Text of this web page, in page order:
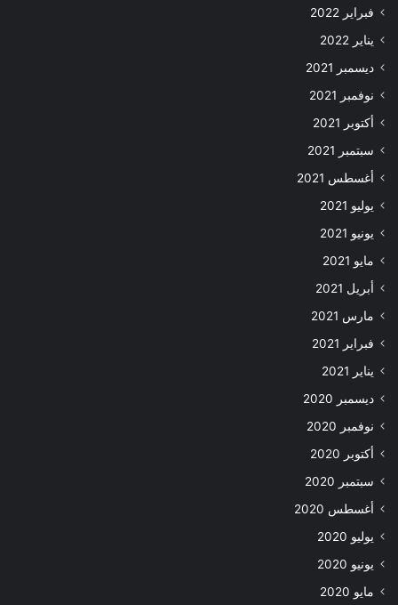
فبراير 2022
يناير 2022
ديسمبر 2021
نوفمبر 2021
أكتوبر 2021
سبتمبر 2021
أغسطس 2021
يوليو 2021
يونيو 2021
مايو 2021
أبريل 2021
مارس 2021
فبراير 2021
يناير 2021
ديسمبر 2020
نوفمبر 2020
أكتوبر 2020
سبتمبر 2020
أغسطس 2020
يوليو 2020
يونيو 2020
مايو 2020